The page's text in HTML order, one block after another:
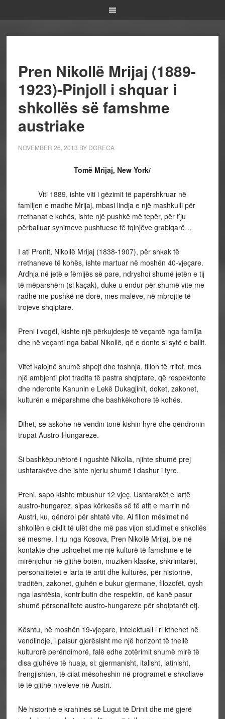
Pren Nikollë Mrijaj (1889-
1923)-Pinjoll i shquar i
shkollës së famshme
austriake
NOVEMBER 26, 2013 BY DGRECA
Tomë Mrijaj, New York/
Viti 1889, ishte viti i gëzimit të papërshkruar në
familjen e madhe Mrijaj, mbasi lindja e një mashkulli për
rrethanat e kohës, ishte një pushkë më tepër, për t’ju
përballuar synimeve pushtuese të fqinjëve grabiqarë…
I ati Prenit, Nikollë Mrijaj (1838-1907), për shkak të
rrethaneve të kohës, ishte martuar në moshën 40-vjeçare.
Ardhja në jetë e fëmijës së pare, ndryshoi shumë jetën e tij
të mëparshëm (si kaçak), duke u endur për shumë vite me
radhë me pushkë në dorë, mes malëve, në mbrojtje të
trojeve shqiptare.
Preni i vogël, kishte një përkujdesje të veçantë nga familja
dhe në veçanti nga babai Nikollë, që e donte si sytë e ballit.
Vitet kalojnë shumë shpejt dhe foshnja, fillon të rritet, mes
një ambjenti plot tradita të pastra shqiptare, që respektonte
dhe nderonte Kanunin e Lekë Dukagjinit, doket, zakonet,
kulturën e mëparshme dhe bashkëkohore të kohës.
Dihet, se askohe në vendin tonë kishin hyrë dhe qëndronin
trupat Austro-Hungareze.
Si bashkëpunëtorë i ngushtë Nikolla, njihte shumë prej
ushtarakëve dhe ishte njeriu shumë i dashur i tyre.
Preni, sapo kishte mbushur 12 vjeç. Ushtarakët e lartë
austro-hungarez, sipas kërkesës së të atit e marrin në
Austri, ku, qëndroi për shtatë vite. Ai fillon mësimet në
shkollën e ciklit të ulët dhe më pas vijon studimet e shkollës
së mesme. I riu nga Kosova, Pren Nikollë Mrijaj, bie në
kontakte dhe ushqehet me një kulturë të famshme e të
mirënjohur në gjithë botën, muzikën klasike, shkrimtarët,
personalitetet e larta të artit dhe kulturës, për historinë,
traditën, zakonet, gjuhën e bukur gjermane, filozofët, qysh
nga lashtësia, kontributin dhe respektin, që kanë pasur
shumë përsonalitete austro-hungareze për shqiptarët etj.
Kështu, në moshën 19-vjeçare, intelektuali i ri kthehet në
vendlindje, i paisur gjerësisht me një horizont të thellë
kulturorë perëndimorë, falë edhe zotërimit shumë mirë të
disa gjuhëve të huaja, si: gjermanisht, italisht, latinisht,
frengjishten, të cilat mësoheshin në programet e shkollave
të të gjithë niveleve në Austri.
Në historinë e krahinës së Lugut të Drinit dhe më gjerë